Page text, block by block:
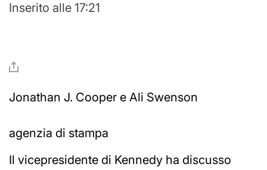
Inserito alle 17:21
Jonathan J. Cooper e Ali Swenson
agenzia di stampa
Il vicepresidente di Kennedy ha discusso